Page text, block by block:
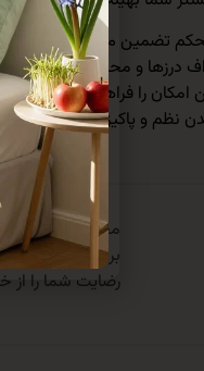
تضمین می‌کند که درب
و محل اتصال
امکان را فراهم می‌کند که
برتر استانی و
رضایت شما را از